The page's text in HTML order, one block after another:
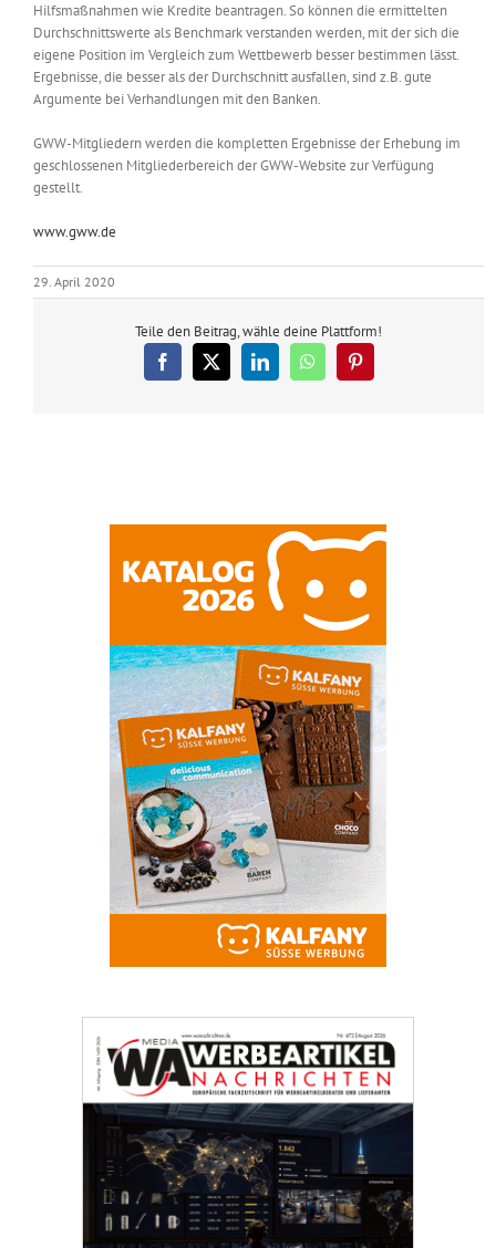
Hilfsmaßnahmen wie Kredite beantragen. So können die ermittelten
Durchschnittswerte als Benchmark verstanden werden, mit der sich die
eigene Position im Vergleich zum Wettbewerb besser bestimmen lässt.
Ergebnisse, die besser als der Durchschnitt ausfallen, sind z.B. gute
Argumente bei Verhandlungen mit den Banken.
GWW-Mitgliedern werden die kompletten Ergebnisse der Erhebung im
geschlossenen Mitgliederbereich der GWW-Website zur Verfügung
gestellt.
www.gww.de
29. April 2020
Teile den Beitrag, wähle deine Plattform!
Facebook
X LinkedInWhatsAppPinterest